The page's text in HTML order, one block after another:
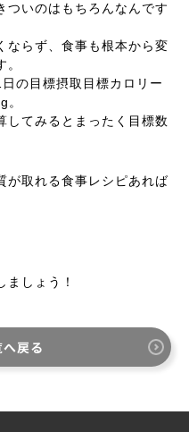
ついのはもちろんなんです
ならず、食事も根本から変
の目標摂取目標カロリー
してみるとまったく目標数
が取れる食事レシピあれば
しょう！
戻る